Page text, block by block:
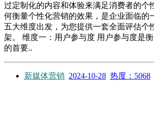
过定制化的内容和体验来满足消费者的个
何衡量个性化营销的效果，是企业面临的
五大维度出发，为您提供一套全面评估个
架。 维度一：用户参与度 用户参与度是
的首要..
新媒体营销 2024-10-28 热度：5068